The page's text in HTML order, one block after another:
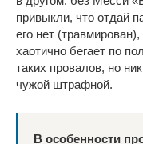
привыкли, что отдай
его нет
хаотично бегает по
таких провалов, но
чужой штрафной.
В особенности